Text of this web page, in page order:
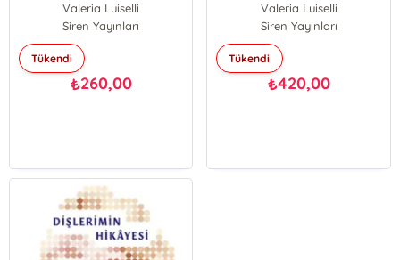
Valeria Luiselli
Siren Yayınları
Tükendi
₺260,00
Valeria Luiselli
Siren Yayınları
Tükendi
₺420,00